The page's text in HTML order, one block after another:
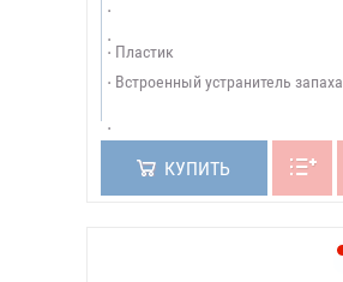
Пластик
Встроенный устранитель запаха
КУПИТЬ